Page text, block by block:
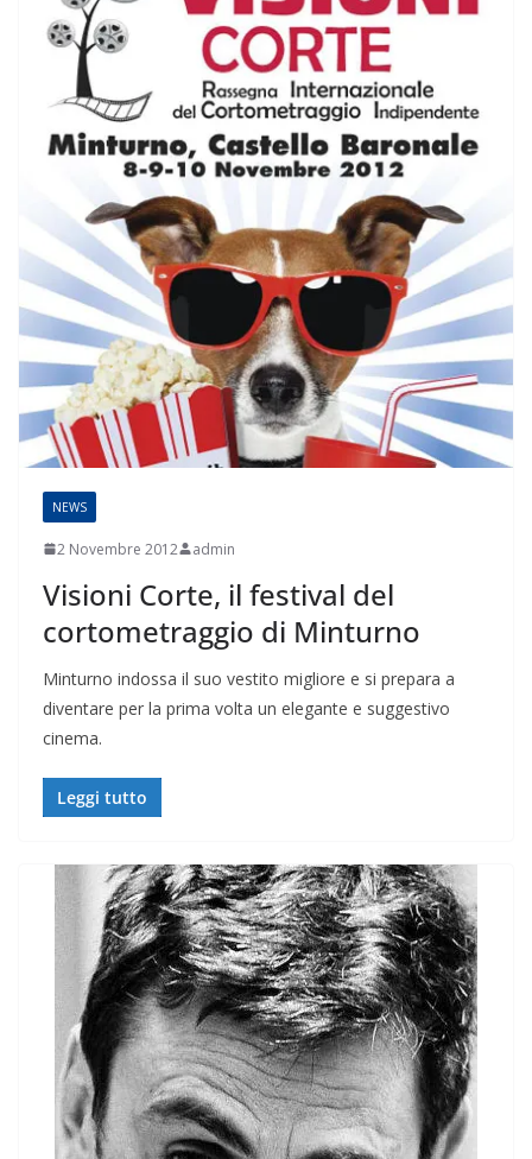
NEWS
2 Novembre 2012 admin
Visioni Corte, il festival del
cortometraggio di Minturno
Minturno indossa il suo vestito migliore e si prepara a
diventare per la prima volta un elegante e suggestivo
cinema.
Leggi tutto